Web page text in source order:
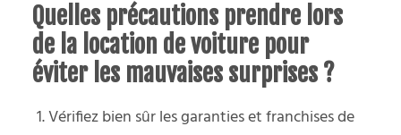
Quelles précautions prendre lors
de la location de voiture pour
éviter les mauvaises surprises ?
Vérifiez bien sûr les garanties et franchises de